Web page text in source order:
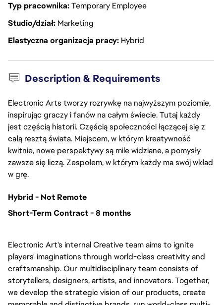
Typ pracownikaTemporary Employee
Studio/dział Marketing
Elastyczna organizacja pracy Hybrid
Description & Requirements
Electronic Arts tworzy rozrywkę na najwyższym poziomie,
inspirując graczy i fanów na całym świecie. Tutaj każdy
jest częścią historii. Częścią społeczności łączącej się z
całą resztą świata. Miejscem, w którym kreatywność
kwitnie, nowe perspektywy są mile widziane, a pomysły
zawsze się liczą. Zespołem, w którym każdy ma swój wkład
w grę.
Hybrid - Not Remote
Short-Term Contract - 8 months
Electronic Art's internal Creative team aims to ignite
players' imaginations through world-class creativity and
craftsmanship. Our multidisciplinary team consists of
storytellers, designers, artists, and innovators. Together,
we develop the strategic vision of our products, create